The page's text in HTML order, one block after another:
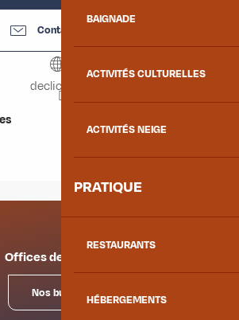
BAIGNADE
ACTIVITÉS CULTURELLES
ACTIVITÉS NEIGE
PRATIQUE
RESTAURANTS
HÉBERGEMENTS
Contactez-nous
declicc73.fr
Offices de tourisme
Nos bureaux